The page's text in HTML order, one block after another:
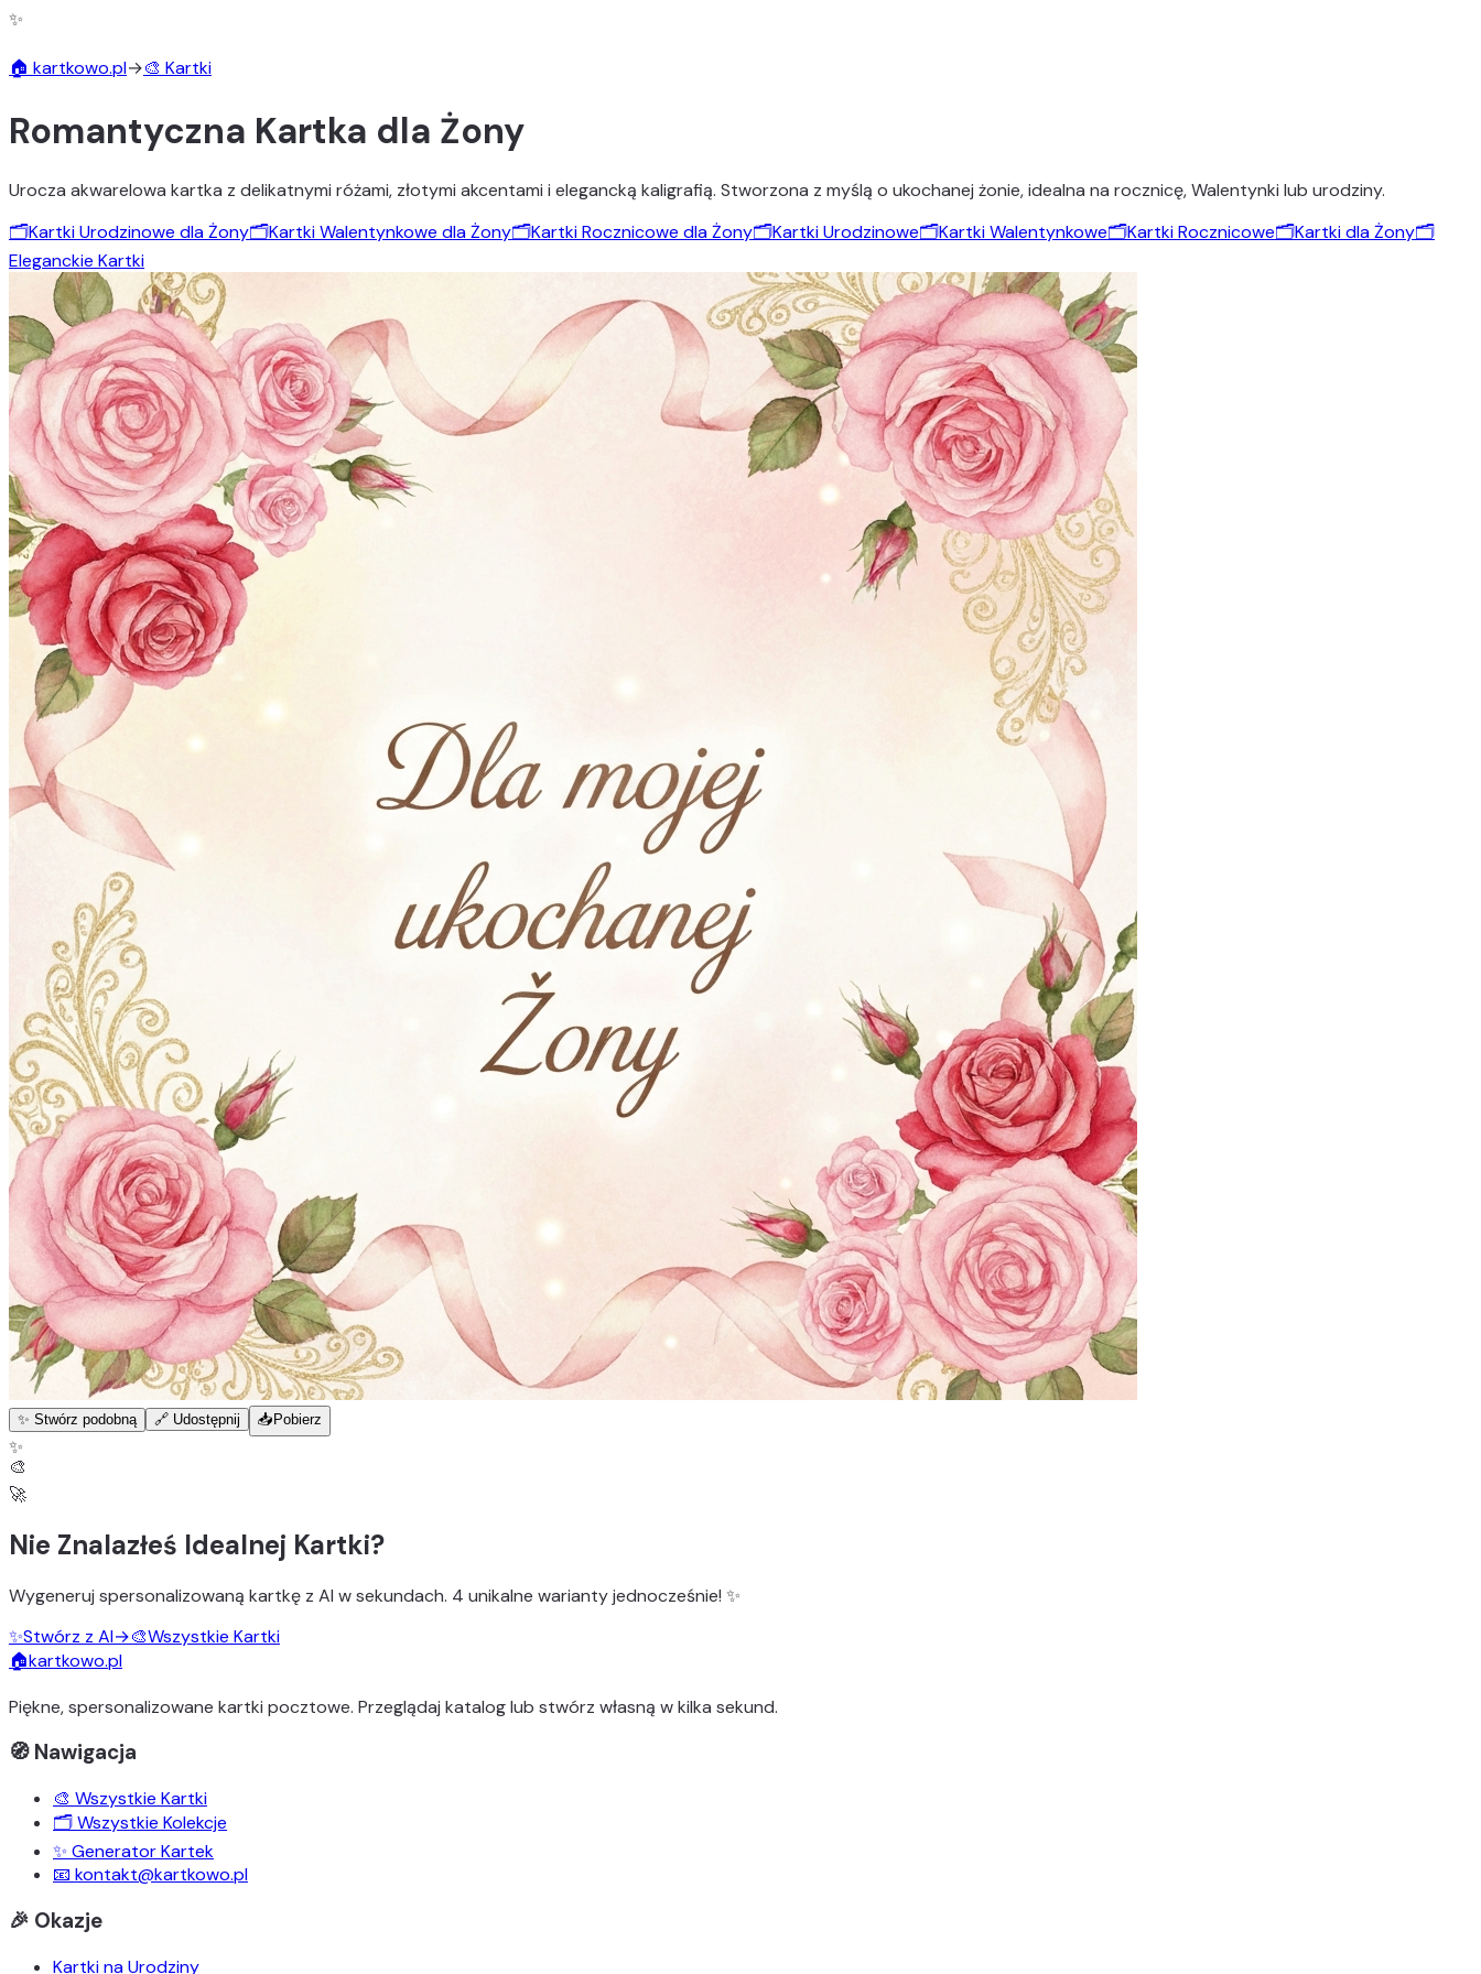
✨
🏠 kartkowo.pl→🎨 Kartki
Romantyczna Kartka dla Żony
Urocza akwarelowa kartka z delikatnymi różami, złotymi akcentami i elegancką kaligrafią. Stworzona z myślą o ukochanej żonie, idealna na rocznicę, Walentynki lub urodziny.
🗂️Kartki Urodzinowe dla Żony🗂️Kartki Walentynkowe dla Żony🗂️Kartki Rocznicowe dla Żony🗂️Kartki Urodzinowe🗂️Kartki Walentynkowe🗂️Kartki Rocznicowe🗂️Kartki dla Żony🗂️
Eleganckie Kartki
✨ Stwórz podobną 🔗 Udostępnij 📥 Pobierz
✨
🎨
🚀
Nie Znalazłeś Idealnej Kartki?
Wygeneruj spersonalizowaną kartkę z AI w sekundach. 4 unikalne wariantyjednocześnie! ✨
✨Stwórz z AI→🎨Wszystkie Kartki
🏠kartkowo.pl
Piękne, spersonalizowane kartki pocztowe. Przeglądaj katalog lub stwórz własną w kilka sekund.
🧭 Nawigacja
🎨 Wszystkie Kartki
🗂️ Wszystkie Kolekcje
✨ Generator Kartek
📧 kontakt@kartkowo.pl
🎉 Okazje
Kartki na Urodziny